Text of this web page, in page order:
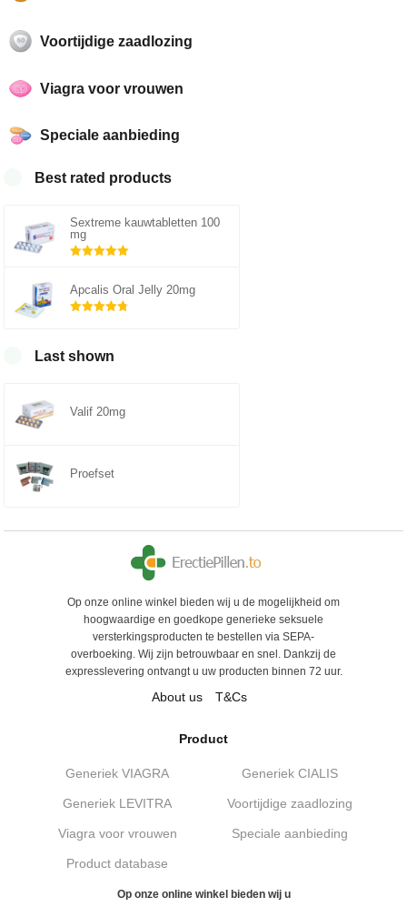
Voortijdige zaadlozing
Viagra voor vrouwen
Speciale aanbieding
Best rated products
Sextreme kauwtabletten 100
mg
Apcalis Oral Jelly 20mg
Last shown
Valif 20mg
Proefset
Op onze online winkel bieden wij u de mogelijkheid om
hoogwaardige en goedkope generieke seksuele
versterkingsproducten te bestellen via SEPA-
overboeking. Wij zijn betrouwbaar en snel. Dankzij de
expresslevering ontvangt u uw producten binnen 72 uur.
About us T&Cs
Product
Generiek VIAGRA Generiek CIALIS
Generiek LEVITRA Voortijdige zaadlozing
Viagra voor vrouwen Speciale aanbieding
Product database
Op onze online winkel bieden wij u